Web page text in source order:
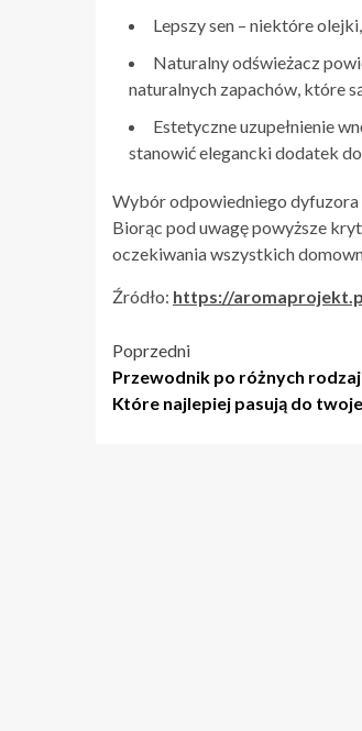
Lepszy sen – niektóre
Naturalny odświeżacz
naturalnych zapachów, które
Estetyczne uzupełnienie
stanowić elegancki dodatek
Wybór odpowiedniego dyfuzora
Biorąc pod uwagę powyższe
oczekiwania wszystkich
Źródło: https://
Nawigacja
wpisu
Poprzedni
Przewodnik po różnych
Które najlepiej pasują do